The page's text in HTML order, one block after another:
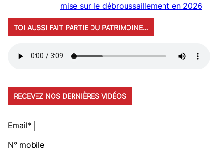
mise sur le débroussaillement en 2026
TOI AUSSI FAIT PARTIE DU PATRIMOINE…
RECEVEZ NOS DERNIÈRES VIDÉOS
Email*
N° mobile